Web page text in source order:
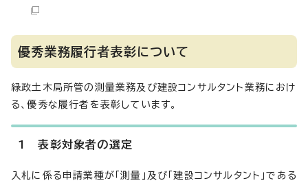
優秀業務履行者表彰について
緑政土木局所管の測量業務及び建設コンサルタント業務におけ
る、優秀な履行者を表彰しています。
1 表彰対象者の選定
入札に係る申請業種が「測量」及び「建設コンサルタント」である